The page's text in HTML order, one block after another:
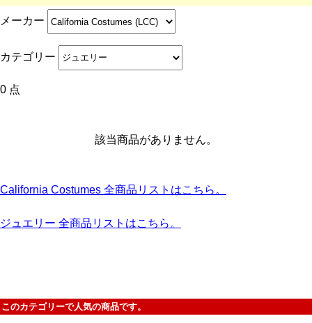
メーカー
カテゴリー
0 点
該当商品がありません。
California Costumes 全商品リストはこちら。
ジュエリー 全商品リストはこちら。
このカテゴリーで人気の商品です。